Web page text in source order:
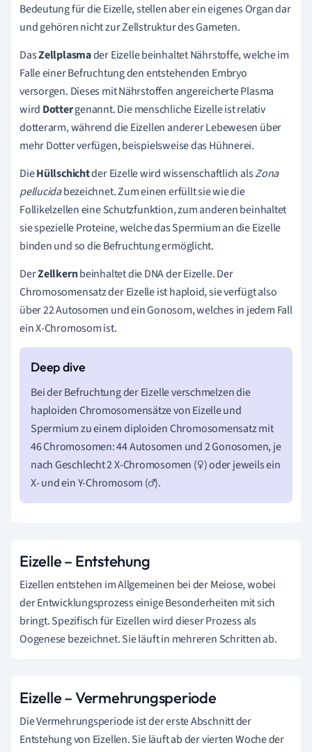
Bedeutung für die Eizelle, stellen aber ein eigenes Organ dar
und gehören nicht zur Zellstruktur des Gameten.
DasZellplasmader Eizelle beinhaltet Nährstoffe, welche im
Falle einer Befruchtung den entstehenden Embryo
versorgen. Dieses mit Nährstoffen angereicherte Plasma
wird Dottergenannt. Die menschliche Eizelle ist relativ
dotterarm, während die Eizellen anderer Lebewesen über
mehr Dotter verfügen, beispielsweise das Hühnerei.
DieHüllschichtder Eizelle wird wissenschaftlich alsZona
pellucidabezeichnet. Zum einen erfüllt sie wie die
Follikelzellen eine Schutzfunktion, zum anderen beinhaltet
sie spezielle Proteine, welche das Spermium an die Eizelle
binden und so die Befruchtung ermöglicht.
DerZellkernbeinhaltet die DNA der Eizelle. Der
Chromosomensatz der Eizelle ist haploid, sie verfügt also
über 22 Autosomen und ein Gonosom, welches in jedem Fall
ein X-Chromosom ist.
Bei der Befruchtung der Eizelle verschmelzen die
haploiden Chromosomensätze von Eizelle und
Spermium zu einem diploiden Chromosomensatz mit
46 Chromosomen: 44 Autosomen und 2 Gonosomen, je
nach Geschlecht 2 X-Chromosomen (♀) oder jeweils ein
X- und ein Y-Chromosom (♂).
Eizelle – Entstehung
Eizellen entstehen im Allgemeinen bei der Meiose, wobei
der Entwicklungsprozess einige Besonderheiten mit sich
bringt. Spezifisch für Eizellen wird dieser Prozess als
Oogenese bezeichnet. Sie läuft in mehreren Schritten ab.
Eizelle – Vermehrungsperiode
Die Vermehrungsperiode ist der erste Abschnitt der
Entstehung von Eizellen. Sie läuft ab der vierten Woche der